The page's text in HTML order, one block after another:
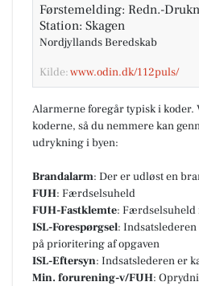
Førstemelding: Redn.-
Station: Skagen
Nordjyllands Beredskab
Kilde:www.odin.dk/112puls/
Alarmerne foregår typisk i koder.
koderne, så du nemmere kan
udrykning i byen:
Brandalarm: Der er udløst en
FUH: Færdselsuheld
FUH-Fastklemte: Færdselsuheld
ISL-Forespørgsel:
på prioritering af opgaven
ISL-Eftersyn: Indsatslederen er
Min. forurening-v/FUH: